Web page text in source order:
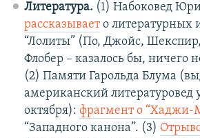
Литература. (1) Набоковед
рассказываето литературных
“Лолиты” (По, Джойс,
Флобер – казалось бы, ничего
(2) Памяти Гарольда Блума
американский литературовед
октября): фрагмент о “Хаджи-
“Западного канона”. (3)